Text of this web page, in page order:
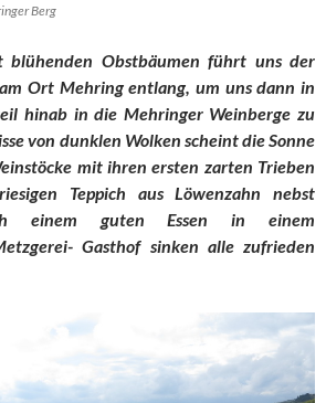
Berg
blühenden Obstbäumen führt uns der
Ort Mehring entlang, um uns dann in
hinab in die Mehringer Weinberge zu
von dunklen Wolken scheint die Sonne
mit ihren ersten zarten Trieben
Teppich aus Löwenzahn nebst
einem guten Essen in einem
Gasthof sinken alle zufrieden